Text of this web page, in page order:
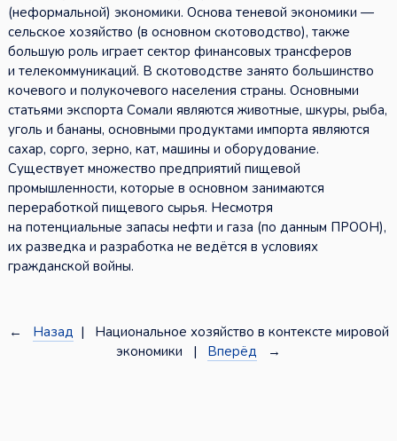
(неформальной) экономики. Основа теневой экономики —
сельское хозяйство (в основном скотоводство), также
большую роль играет сектор финансовых трансферов
и телекоммуникаций. В скотоводстве занято большинство
кочевого и полукочевого населения страны. Основными
статьями экспорта Сомали являются животные, шкуры, рыба,
уголь и бананы, основными продуктами импорта являются
сахар, сорго, зерно, кат, машины и оборудование.
Существует множество предприятий пищевой
промышленности, которые в основном занимаются
переработкой пищевого сырья. Несмотря
на потенциальные запасы нефти и газа (по данным ПРООН),
их разведка и разработка не ведётся в условиях
гражданской войны.
← Назад | Национальное хозяйство в контексте мировой
экономики | Вперёд →